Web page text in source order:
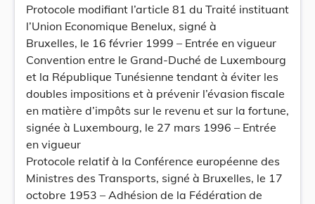
Protocole modifiant l’article 81 du Traité instituant
l’Union Economique Benelux, signé à
Bruxelles, le 16 février 1999 – Entrée en vigueur
Convention entre le Grand-Duché de Luxembourg
et la République Tunésienne tendant à éviter les
doubles impositions et à prévenir l’évasion fiscale
en matière d’impôts sur le revenu et sur la fortune,
signée à Luxembourg, le 27 mars 1996 – Entrée
en vigueur
Protocole relatif à la Conférence européenne des
Ministres des Transports, signé à Bruxelles, le 17
octobre 1953 – Adhésion de la Fédération de